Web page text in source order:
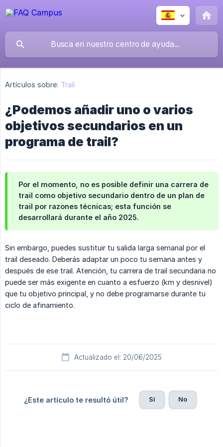
Artículos sobre: Trail
¿Podemos añadir uno o varios
objetivos secundarios en un
programa de trail?
Por el momento, no es posible definir una carrera de
trail como objetivo secundario dentro de un plan de
trail por razones técnicas; esta función se
desarrollará durante el año 2025.
Sin embargo, puedes sustituir tu salida larga semanal por el
trail deseado. Deberás adaptar un poco tu semana antes y
después de ese trail. Atención, tu carrera de trail secundaria no
puede ser más exigente en cuanto a esfuerzo (km y desnivel)
que tu objetivo principal, y no debe programarse durante tu
ciclo de afinamiento.
Actualizado el: 20/06/2025
¿Este artículo te resultó útil? Sí No